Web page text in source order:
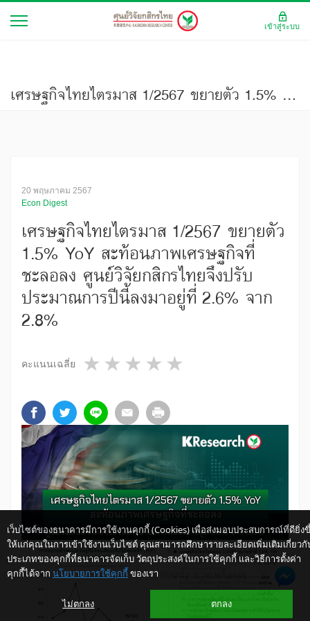
เศรษฐกิจไทยไตรมาส 1/2567 ขยายตัว 1.5% YoY สะท้อนภาพเศรษฐกิจที่ชะลอลง ศูนย์วิจัยกสิกรไทยจึงปรับประมาณการปีนี้ลงมาอยู่ที่ 2.6% จาก 2.8%
20 พฤษภาคม 2567
Econ Digest
เศรษฐกิจไทยไตรมาส 1/2567 ขยายตัว
1.5% YoY สะท้อนภาพเศรษฐกิจที่
ชะลอลง ศูนย์วิจัยกสิกรไทยจึงปรับ
ประมาณการปีนี้ลงมาอยู่ที่ 2.6% จาก
2.8%
คะแนนเฉลี่ย 4 stars
3 stars
2 stars
1 star
เว็บไซต์ของธนาคารมีการใช้งานคุกกี้ (Cookies) เพื่อส่งมอบประสบการณ์ที่ดียิ่ง
ให้แก่คุณในการเข้าใช้งานเว็บไซต์ คุณสามารถศึกษารายละเอียดเพิ่มเติมเกี่ยวกั
ประเภทของคุกกี้ที่ธนาคารจัดเก็บ วัตถุประสงค์ในการใช้คุกกี้ และวิธีการตั้งค่า
คุกกี้ได้จาก นโยบายการใช้คุกกี้ ของเรา
ไม่ตกลง ตกลง
เข้าสู่ระบบ
ให้ K-Buddy ช่วยเหลือคุณ